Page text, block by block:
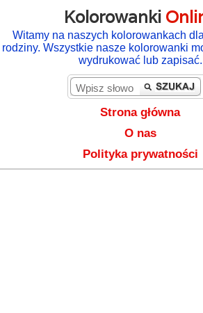
Kolorowanki
Witamy na naszych kolorowankach
rodziny. Wszystkie nasze kolorowanki
wydrukować lub zapisać.
Strona główna
O nas
Polityka prywatności